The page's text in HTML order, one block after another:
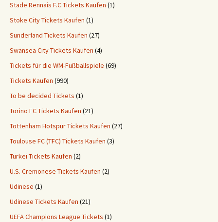
Stade Rennais F.C Tickets Kaufen (1)
Stoke City Tickets Kaufen (1)
Sunderland Tickets Kaufen (27)
Swansea City Tickets Kaufen (4)
Tickets für die WM-Fußballspiele (69)
Tickets Kaufen (990)
To be decided Tickets (1)
Torino FC Tickets Kaufen (21)
Tottenham Hotspur Tickets Kaufen (27)
Toulouse FC (TFC) Tickets Kaufen (3)
Türkei Tickets Kaufen (2)
U.S. Cremonese Tickets Kaufen (2)
Udinese (1)
Udinese Tickets Kaufen (21)
UEFA Champions League Tickets (1)